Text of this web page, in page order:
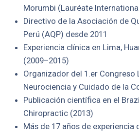
Morumbi (Lauréate
Directivo de la Asociación de
Perú (AQP) desde 2011
Experiencia clínica en Lima,
(2009–2015)
Organizador del 1.er
Neurociencia y Cuidado de la
Publicación científica en el
Chiropractic (2013)
Más de 17 años de experiencia